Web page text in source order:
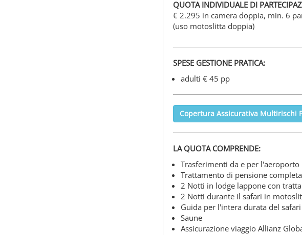
QUOTA INDIVIDUALE DI
€ 2.295 in camera doppia, min. 6
(uso motoslitta doppia)
SPESE GESTIONE PRATICA:
adulti € 45 pp
Copertura Assicurativa Multirischi
LA QUOTA COMPRENDE:
Trasferimenti da e per l'aeroporto
Trattamento di pensione
2 Notti in lodge lappone con
2 Notti durante il safari in
Guida per l'intera durata del
Saune
Assicurazione viaggio Allianz